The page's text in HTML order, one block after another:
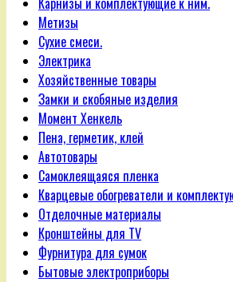
Метизы
Сухие смеси.
Электрика
Хозяйственные товары
Замки и скобяные изделия
Момент Хенкель
Пена, герметик, клей
Автотовары
Самоклеящаяся пленка
Кварцевые обогреватели и
Отделочные материалы
Кронштейны для TV
Фурнитура для сумок
Бытовые электроприборы